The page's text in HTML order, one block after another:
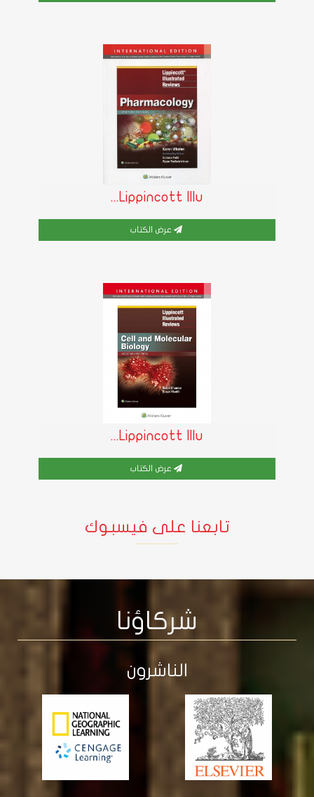
Lippincott Illu...
عرض الكتاب
Lippincott Illu...
تابعنا على فيسبوك
شركاؤنا
الناشرون